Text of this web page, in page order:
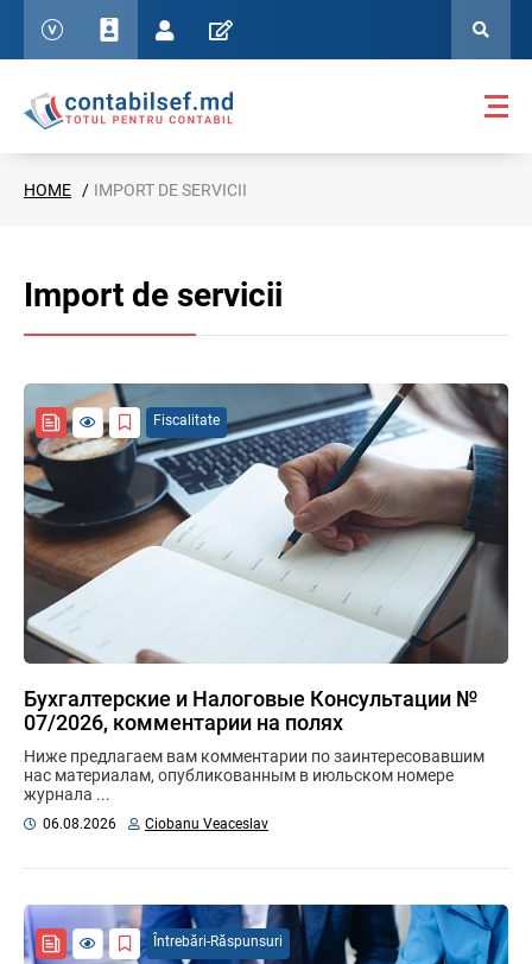
HOME IMPORT DE SERVICII
Import de servicii
Fiscalitate
Бухгалтерские и Налоговые Консультации №
07/2026, комментарии на полях
Ниже предлагаем вам комментарии по заинтересовавшим
нас материалам, опубликованным в июльском номере
журнала ...
06.08.2026 Ciobanu Veaceslav
Întrebări-Răspunsuri